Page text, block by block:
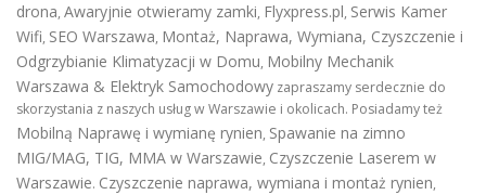
drona, Awaryjnie otwieramy zamki, Flyxpress.pl, Serwis Kamer
Wifi, SEO Warszawa, Montaż, Naprawa, Wymiana, Czyszczenie i
Odgrzybianie Klimatyzacji w Domu, Mobilny Mechanik
Warszawa & Elektryk Samochodowy zapraszamy serdecznie do
skorzystania z naszych usług w Warszawie i okolicach. Posiadamy też
Mobilną Naprawę i wymianę rynien, Spawanie na zimno
MIG/MAG, TIG, MMA w Warszawie, Czyszczenie Laserem w
Warszawie. Czyszczenie naprawa, wymiana i montaż rynien,